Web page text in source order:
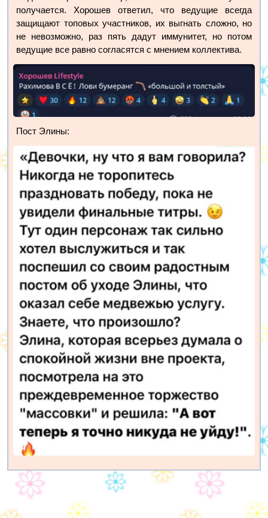
получается. Хорошев ответил, что ведущие всегда
защищают топовых участников, их выгнать сложно, но
не невозможно, раз пять дадут иммунитет, но потом
ведущие все равно согласятся с мнением коллектива.
Пост Элины: